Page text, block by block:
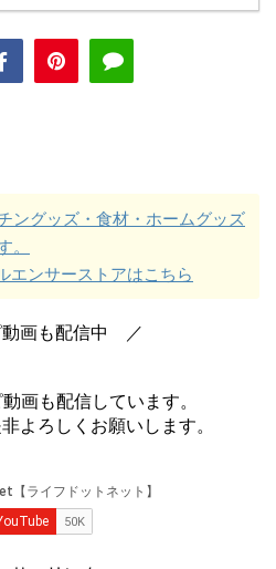
ングッズ・食材・ホームグッズ
。
エンサーストアはこちら
画も配信中 ／
画も配信しています。
よろしくお願いします。